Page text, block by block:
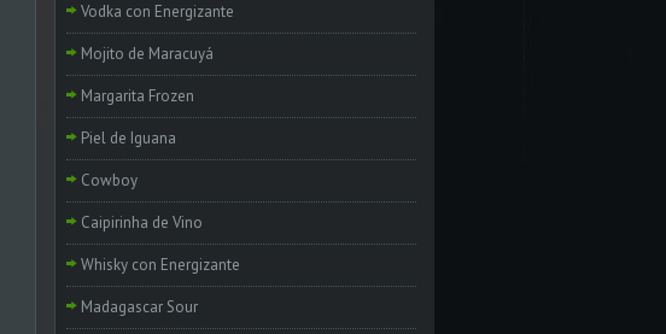
Vodka con Energizante
Mojito de Maracuyá
Margarita Frozen
Piel de Iguana
Cowboy
Caipirinha de Vino
Whisky con Energizante
Madagascar Sour